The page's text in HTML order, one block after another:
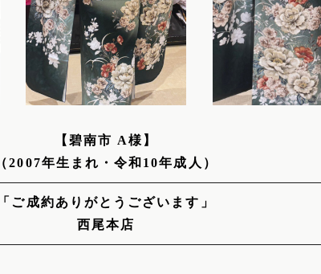
【碧南市 A様】
（2007年生まれ・令和10年成人）
「ご成約ありがとうございます」
西尾本店